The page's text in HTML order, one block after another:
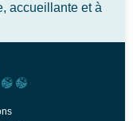
accueillante et à